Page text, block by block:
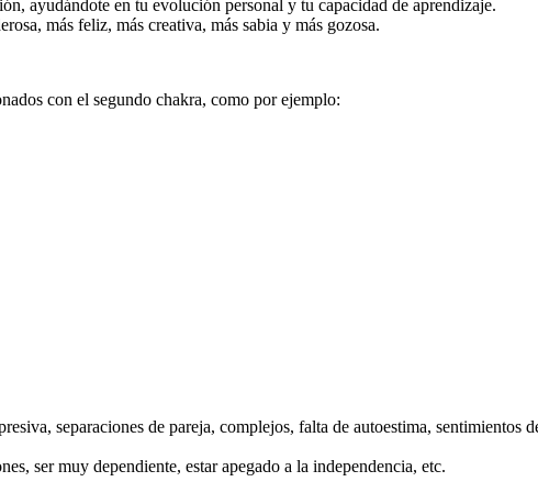
ayudándote en tu evolución personal y tu capacidad de aprendizaje.
más feliz, más creativa, más sabia y más gozosa.
con el segundo chakra, como por ejemplo:
separaciones de pareja, complejos, falta de autoestima, sentimientos
ser muy dependiente, estar apegado a la independencia, etc.